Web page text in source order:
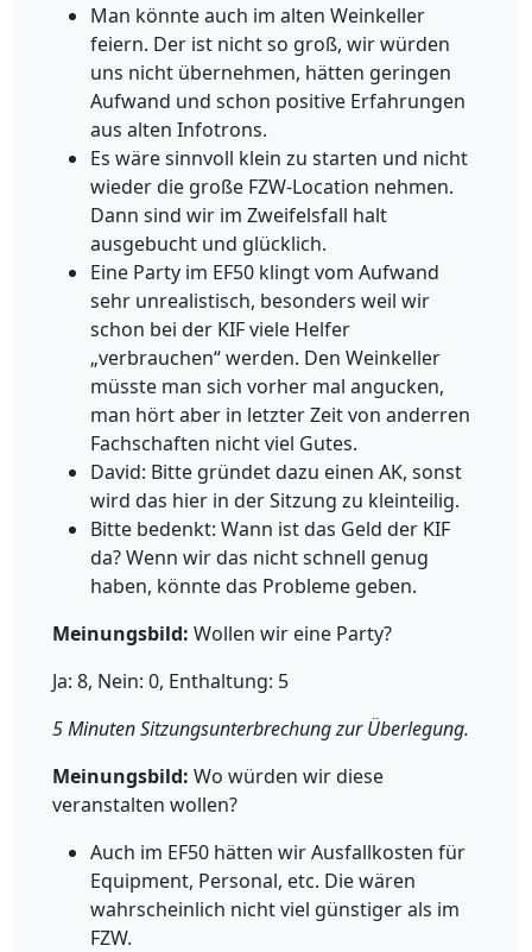
Man könnte auch im alten Weinkeller
feiern. Der ist nicht so groß, wir würden
uns nicht übernehmen, hätten geringen
Aufwand und schon positive Erfahrungen
aus alten Infotrons.
Es wäre sinnvoll klein zu starten und nicht
wieder die große FZW-Location nehmen.
Dann sind wir im Zweifelsfall halt
ausgebucht und glücklich.
Eine Party im EF50 klingt vom Aufwand
sehr unrealistisch, besonders weil wir
schon bei der KIF viele Helfer
„verbrauchen“ werden. Den Weinkeller
müsste man sich vorher mal angucken,
man hört aber in letzter Zeit von anderren
Fachschaften nicht viel Gutes.
David: Bitte gründet dazu einen AK, sonst
wird das hier in der Sitzung zu kleinteilig.
Bitte bedenkt: Wann ist das Geld der KIF
da? Wenn wir das nicht schnell genug
haben, könnte das Probleme geben.
Meinungsbild: Wollen wir eine Party?
Ja: 8, Nein: 0, Enthaltung: 5
5 Minuten Sitzungsunterbrechung zur Überlegung.
Meinungsbild: Wo würden wir diese
veranstalten wollen?
Auch im EF50 hätten wir Ausfallkosten für
Equipment, Personal, etc. Die wären
wahrscheinlich nicht viel günstiger als im
FZW.